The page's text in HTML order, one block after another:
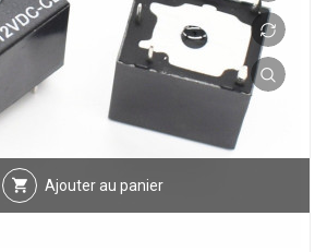
Ajouter au panier